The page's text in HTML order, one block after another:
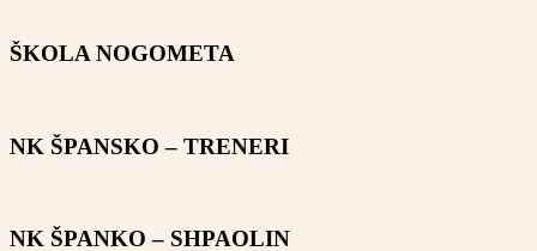
ŠKOLA NOGOMETA
NK ŠPANSKO – TRENERI
NK ŠPANKO – SHPAOLIN